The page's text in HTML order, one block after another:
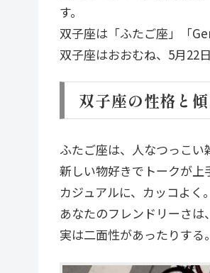
す。
双子座は「ふたご座」「
双子座はおおむね、5月22
双子座の性格と
ふたご座は、人なつっこい
新しい物好きでトークが上
カジュアルに、カッコよく。
あなたのフレンドリーさは
実は二面性があったりする